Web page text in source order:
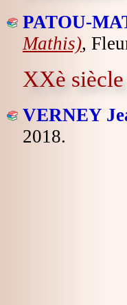
PATOU-
Mathis),
XXè siècle
VERNEY
2018.